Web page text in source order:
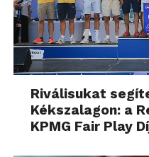
Riválisukat
Kékszalagon: a
KPMG Fair Play